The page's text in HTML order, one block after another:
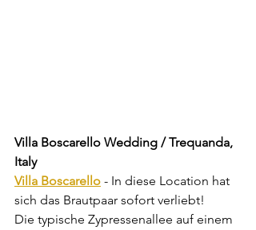
Villa Boscarello Wedding / Trequanda,
Italy
Villa Boscarello - In diese Location hat
sich das Brautpaar sofort verliebt!
Die typische Zypressenallee auf einem